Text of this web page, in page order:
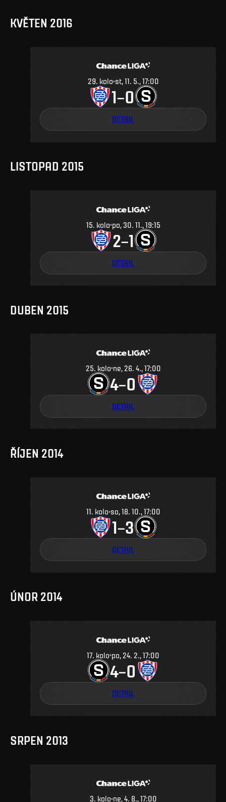
KVĚTEN 2016
29. kolo st, 11. 5., 17:00
1–0
DETAIL
LISTOPAD 2015
15. kolo po, 30. 11., 19:15
2–1
DETAIL
DUBEN 2015
25. kolo ne, 26. 4., 17:00
4–0
DETAIL
ŘÍJEN 2014
11. kolo so, 18. 10., 17:00
1–3
DETAIL
ÚNOR 2014
17. kolo po, 24. 2., 17:00
4–0
DETAIL
SRPEN 2013
3. kolo ne, 4. 8., 17:00